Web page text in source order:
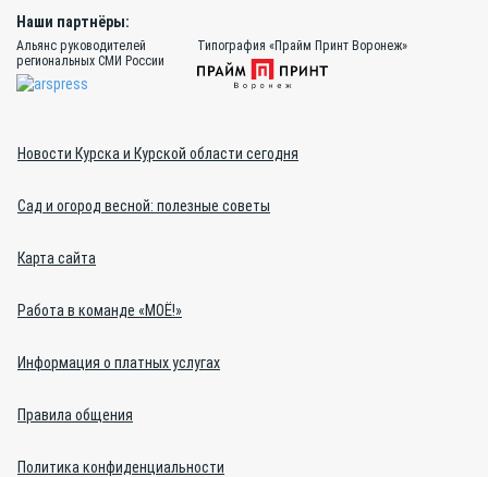
Наши партнёры:
Альянс руководителей
региональных СМИ России
Типография «Прайм Принт Воронеж»
Новости Курска и Курской области сегодня
Сад и огород весной: полезные советы
Карта сайта
Работа в команде «МОЁ!»
Информация о платных услугах
Правила общения
Политика конфиденциальности